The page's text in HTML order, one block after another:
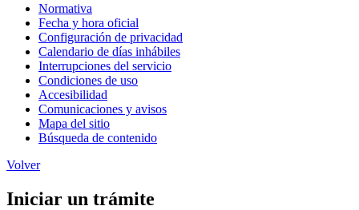
Normativa
Fecha y hora oficial
Configuración de privacidad
Calendario de días inhábiles
Interrupciones del servicio
Condiciones de uso
Accesibilidad
Comunicaciones y avisos
Mapa del sitio
Búsqueda de contenido
Volver
Iniciar un trámite